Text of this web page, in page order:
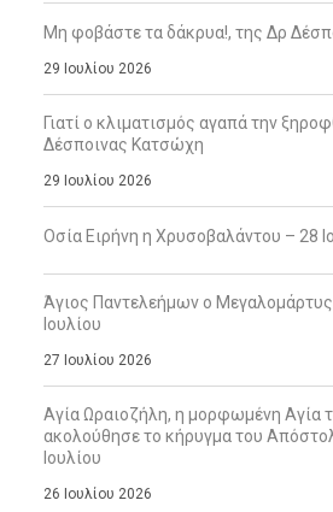
Μη φοβάστε τα δάκρυα!, της Δρ
29 Ιουλίου 2026
Γιατί ο κλιματισμός αγαπά την
Δέσποινας Κατσώχη
29 Ιουλίου 2026
Οσία Ειρήνη η Χρυσοβαλάντου – 28
Άγιος Παντελεήμων ο Μεγαλομάρτυς
Ιουλίου
27 Ιουλίου 2026
Αγία Ωραιοζήλη, η μορφωμένη Αγία
ακολούθησε το κήρυγμα του
Ιουλίου
26 Ιουλίου 2026